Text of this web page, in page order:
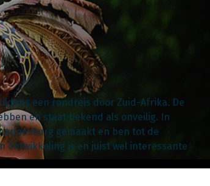
een rondreis door Zuid-Afrika. De
en staat bekend als onveilig. In
gemaakt en ben tot de
ontwikkeling is en juist wel interessante